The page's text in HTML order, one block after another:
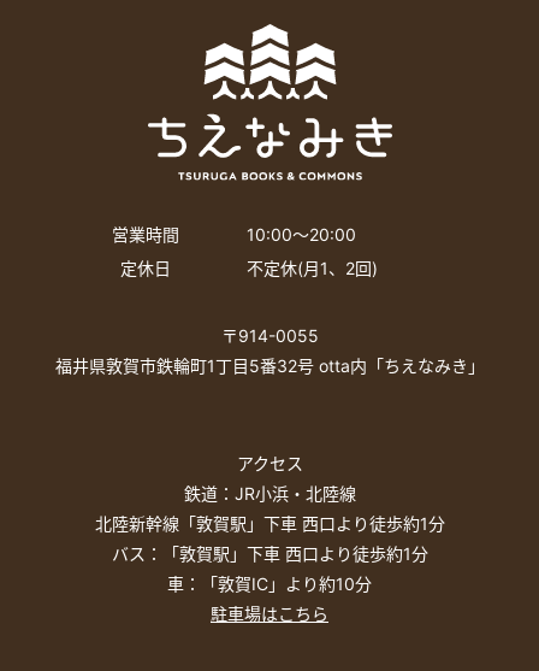
営業時間
10:00〜20:00
定休日
不定休(月1、2回)
〒914-0055
福井県敦賀市鉄輪町1丁目5番32号 otta内「ちえなみき」
アクセス
鉄道：JR小浜・北陸線
北陸新幹線「敦賀駅」下車 西口より徒歩約1分
バス：「敦賀駅」下車 西口より徒歩約1分
車：「敦賀IC」より約10分
駐車場はこちら